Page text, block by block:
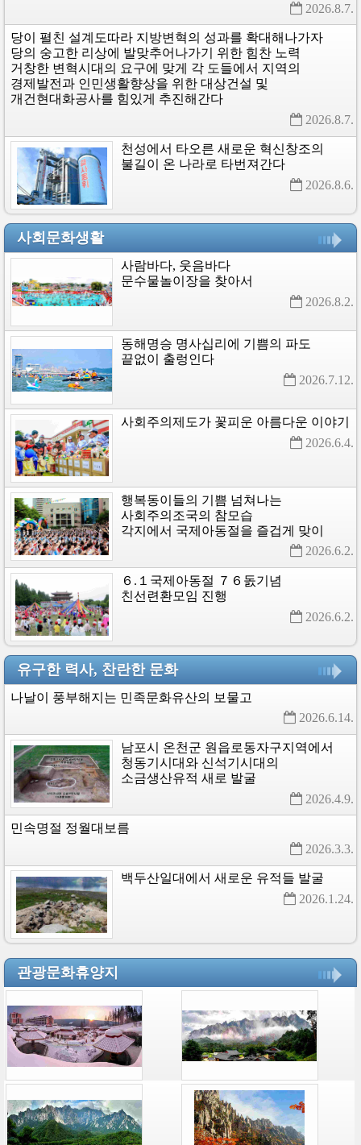
2026.8.7.
당이 펼친 설계도따라 지방변혁의 성과를 확대해나가자
당의 숭고한 리상에 발맞추어나가기 위한 힘찬 노력
거창한 변혁시대의 요구에 맞게 각 도들에서 지역의
경제발전과 인민생활향상을 위한 대상건설 및
개건현대화공사를 힘있게 추진해간다
2026.8.7.
천성에서 타오른 새로운 혁신창조의
불길이
온 나라로 타번져간다
2026.8.6.
사회문화생활
사람바다, 웃음바다
문수물놀이장을 찾아서
2026.8.2.
동해명승 명사십리에 기쁨의 파도
끝없이
출렁인다
2026.7.12.
사회주의제도가 꽃피운 아름다운 이야기
2026.6.4.
행복동이들의 기쁨 넘쳐나는
사회주의조국의 참모습
각지에서 국제아동절을 즐겁게 맞이
2026.6.2.
６.１국제아동절 ７６돐기념
친선련환모임 진행
2026.6.2.
유구한 력사, 찬란한 문화
나날이 풍부해지는 민족문화유산의
보물고
2026.6.14.
남포시 온천군 원읍로동자구지역에서
청동기시대와 신석기시대의
소금생산유적 새로 발굴
2026.4.9.
민속명절 정월대보름
2026.3.3.
백두산일대에서 새로운 유적들 발굴
2026.1.24.
관광문화휴양지